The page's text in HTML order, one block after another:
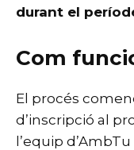
durant el
Com
El procés
d’inscripció al
l’equip